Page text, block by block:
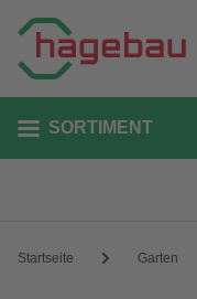
SORTIMENT
Startseite Garten